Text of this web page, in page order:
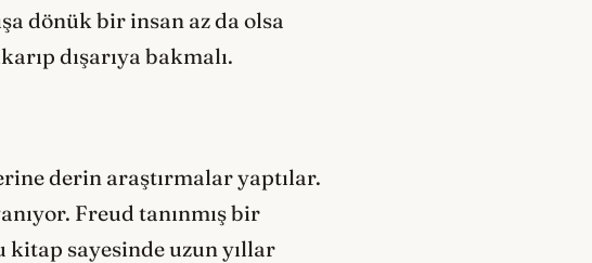
dönük bir insan az da olsa
dışarıya bakmalı.
derin araştırmalar yaptılar.
Freud tanınmış bir
kitap sayesinde uzun yıllar